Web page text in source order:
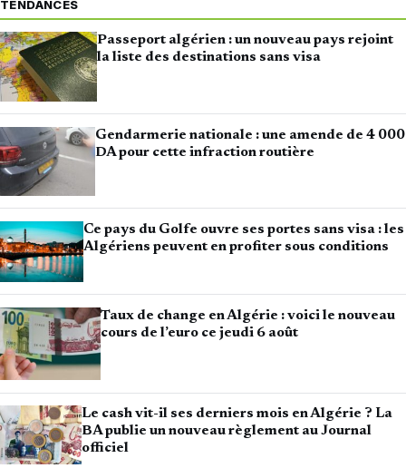
TENDANCES
Passeport algérien : un nouveau pays rejoint
la liste des destinations sans visa
Gendarmerie nationale : une amende de 4 000
DA pour cette infraction routière
Ce pays du Golfe ouvre ses portes sans visa : les
Algériens peuvent en profiter sous conditions
Taux de change en Algérie : voici le nouveau
cours de l’euro ce jeudi 6 août
Le cash vit-il ses derniers mois en Algérie ? La
BA publie un nouveau règlement au Journal
officiel